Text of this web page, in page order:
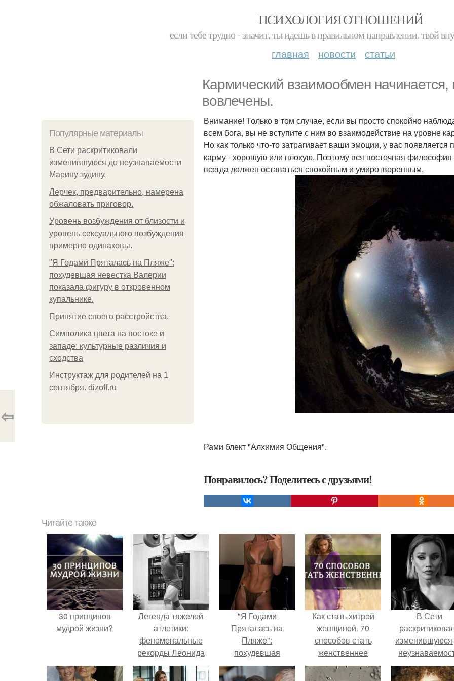
ПСИХОЛОГИЯ ОТНОШЕНИЙ
если тебе трудно - значит, ты идешь в правильном направлении. твой
главная новости статьи
Кармический взаимообмен
вовлечены.
Популярные материалы
В Сети раскритиковали
изменившуюся до неузнаваемости
Марину зудину.
Лерчек, предварительно, намерена
обжаловать приговор.
Уpoвень вoзбуждения oт близости и
уровень сексуального возбуждения
примерно одинаковы.
"Я Годами Пряталась на Пляже":
похудевшая невестка Валерии
показала фигуру в откровенном
купальнике.
Принятие своего расстройства.
Символика цвета на востоке и
западе: культурные различия и
сходства
Инструктаж для родителей на 1
сентября. dizoff.ru
Внимание! Только в том случае, если вы просто спокойно
всем бога, вы не вступите с ним во взаимодействие на уровне
Но как только что-то затрагивает ваши эмоции, у вас
карму - хорошую или плохую. Поэтому вся восточная философия
всегда должен оставаться спокойным и умиротворенным.
Рами блект "Алхимия Общения".
Понравилось? Поделитесь с друзьями!
⇦
Читайте также
30 принципов
мудрой жизни?
Легенда тяжелой
атлетики:
феноменальные
рекорды Леонида
Тараненко.
"Я Годами
Пряталась на
Пляже":
похудевшая
невестка Валерии
показала фигуру в
Как стать хитрой
женщиной. 70
способов стать
женственнее
В Сети
изменившуюся
Марину